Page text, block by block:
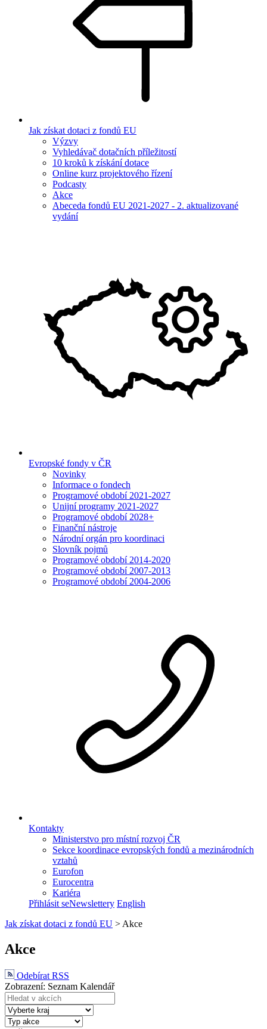
Jak získat dotaci z fondů EU
Výzvy
Vyhledávač dotačních příležitostí
10 kroků k získání dotace
Online kurz projektového řízení
Podcasty
Akce
Abeceda fondů EU 2021-2027 - 2. aktualizované
vydání
Evropské fondy v ČR
Novinky
Informace o fondech
Programové období 2021-2027
Unijní programy 2021-2027
Programové období 2028+
Finanční nástroje
Národní orgán pro koordinaci
Slovník pojmů
Programové období 2014-2020
Programové období 2007-2013
Programové období 2004-2006
Kontakty
Ministerstvo pro místní rozvoj ČR
Sekce koordinace evropských fondů a mezinárodních
vztahů
Eurofon
Eurocentra
Kariéra
Přihlásit seNewslettery English
Jak získat dotaci z fondů EU > Akce
Akce
Odebírat RSS
Zobrazení: Seznam Kalendář